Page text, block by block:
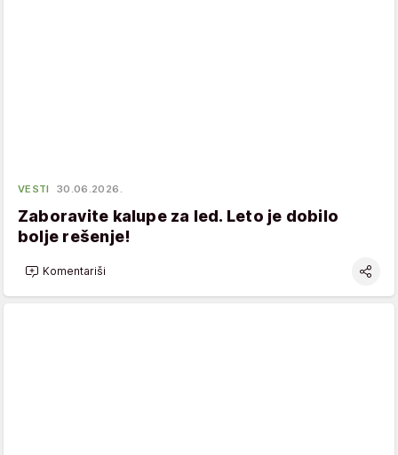
VESTI 30.06.2026.
Zaboravite kalupe za led. Leto je dobilo
bolje rešenje!
Komentariši